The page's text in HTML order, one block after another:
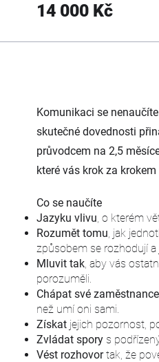
14 000 Kč
Komunikaci se
skutečné dovednosti
průvodcem na 2,5
které vás krok za
Co se naučíte
Jazyku vlivu, o kterém
Rozumět tomu, jak
způsobem se rozhodují
Mluvit tak, aby vás
porozuměli.
Chápat své zaměstnance
než umí oni sami.
Získat jejich pozornost,
Zvládat spory s
Vést rozhovortak, že